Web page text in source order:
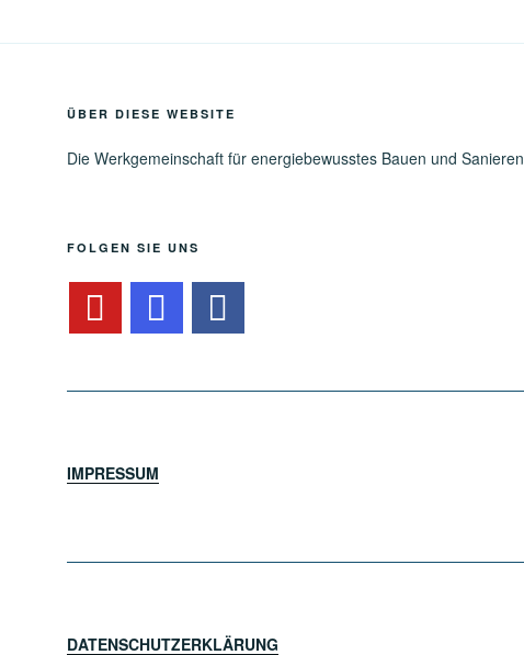
ÜBER DIESE WEBSITE
Die Werkgemeinschaft für energiebewusstes Bauen und Sanieren
FOLGEN SIE UNS
IMPRESSUM
DATENSCHUTZERKLÄRUNG